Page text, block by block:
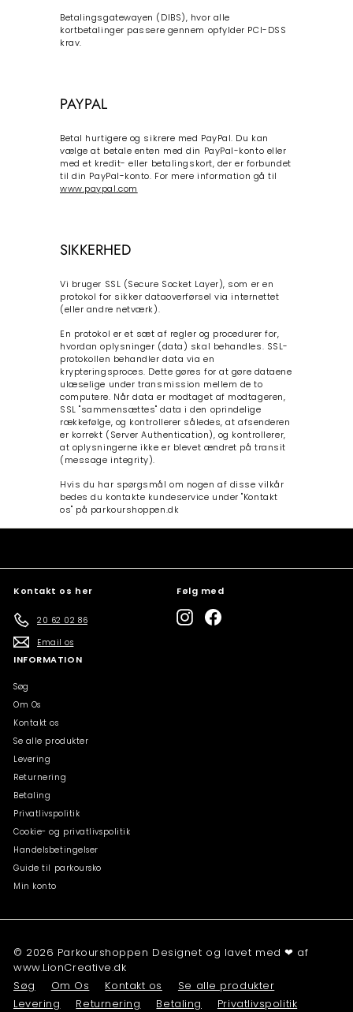
Betalingsgatewayen (DIBS), hvor alle
kortbetalinger passere gennem opfylder PCI-DSS
krav.
PAYPAL
Betal hurtigere og sikrere med PayPal. Du kan
vælge at betale enten med din PayPal-konto eller
med et kredit- eller betalingskort, der er forbundet
til din PayPal-konto. For mere information gå til
www.paypal.com
SIKKERHED
Vi bruger SSL (Secure Socket Layer), som er en
protokol for sikker dataoverførsel via internettet
(eller andre netværk).
En protokol er et sæt af regler og procedurer for,
hvordan oplysninger (data) skal behandles. SSL-
protokollen behandler data via en
krypteringsproces. Dette gøres for at gøre dataene
ulæselige under transmission mellem de to
computere. Når data er modtaget af modtageren,
SSL "sammensættes" data i den oprindelige
rækkefølge, og kontrollerer således, at afsenderen
er korrekt (Server Authentication), og kontrollerer,
at oplysningerne ikke er blevet ændret på transit
(message integrity).
Hvis du har spørgsmål om nogen af ​​disse vilkår
bedes du kontakte kundeservice under "Kontakt
os" på parkourshoppen.dk
Kontakt os her
20 62 02 86
Email os
Følg med
Instagram
INFORMATION
Søg
Om Os
Kontakt os
Se alle produkter
Levering
Returnering
Betaling
Privatlivspolitik
Cookie- og privatlivspolitik
Handelsbetingelser
Guide til parkoursko
Min konto
© 2026 Parkourshoppen Designet og lavet med ❤ af
www.LionCreative.dk
Søg
Om Os Kontakt os
Se alle produkter
Levering
Returnering Betaling Privatlivspolitik